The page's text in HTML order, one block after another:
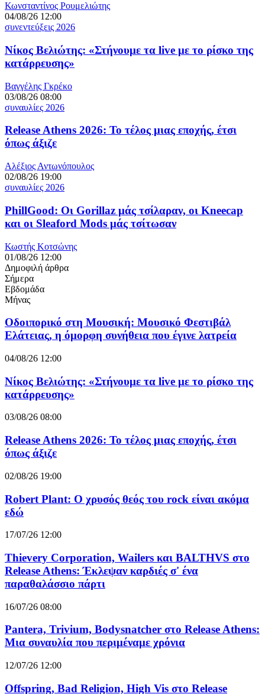
Κωνσταντίνος Ρουμελιώτης
04/08/26 12:00
συνεντεύξεις 2026
Νίκος Βελιώτης: «Στήνουμε τα live με το ρίσκο της
κατάρρευσης»
Βαγγέλης Γκρέκο
03/08/26 08:00
συναυλίες 2026
Release Athens 2026: Το τέλος μιας εποχής, έτσι
όπως άξιζε
Αλέξιος Αντωνόπουλος
02/08/26 19:00
συναυλίες 2026
PhillGood: Οι Gorillaz μάς τσίλαραν, οι Kneecap
και οι Sleaford Mods μάς τσίτωσαν
Κωστής Κοτσώνης
01/08/26 12:00
Δημοφιλή άρθρα
Σήμερα
Εβδομάδα
Μήνας
Οδοιπορικό στη Μουσική: Μουσικό Φεστιβάλ
Ελάτειας, η όμορφη συνήθεια που έγινε λατρεία
04/08/26 12:00
Νίκος Βελιώτης: «Στήνουμε τα live με το ρίσκο της
κατάρρευσης»
03/08/26 08:00
Release Athens 2026: Το τέλος μιας εποχής, έτσι
όπως άξιζε
02/08/26 19:00
Robert Plant: Ο χρυσός θεός του rock είναι ακόμα
εδώ
17/07/26 12:00
Thievery Corporation, Wailers και BALTHVS στο
Release Athens: Έκλεψαν καρδιές σ' ένα
παραθαλάσσιο πάρτι
16/07/26 08:00
Pantera, Trivium, Bodysnatcher στο Release Athens:
Μια συναυλία που περιμέναμε χρόνια
12/07/26 12:00
Offspring, Bad Religion, High Vis στο Release